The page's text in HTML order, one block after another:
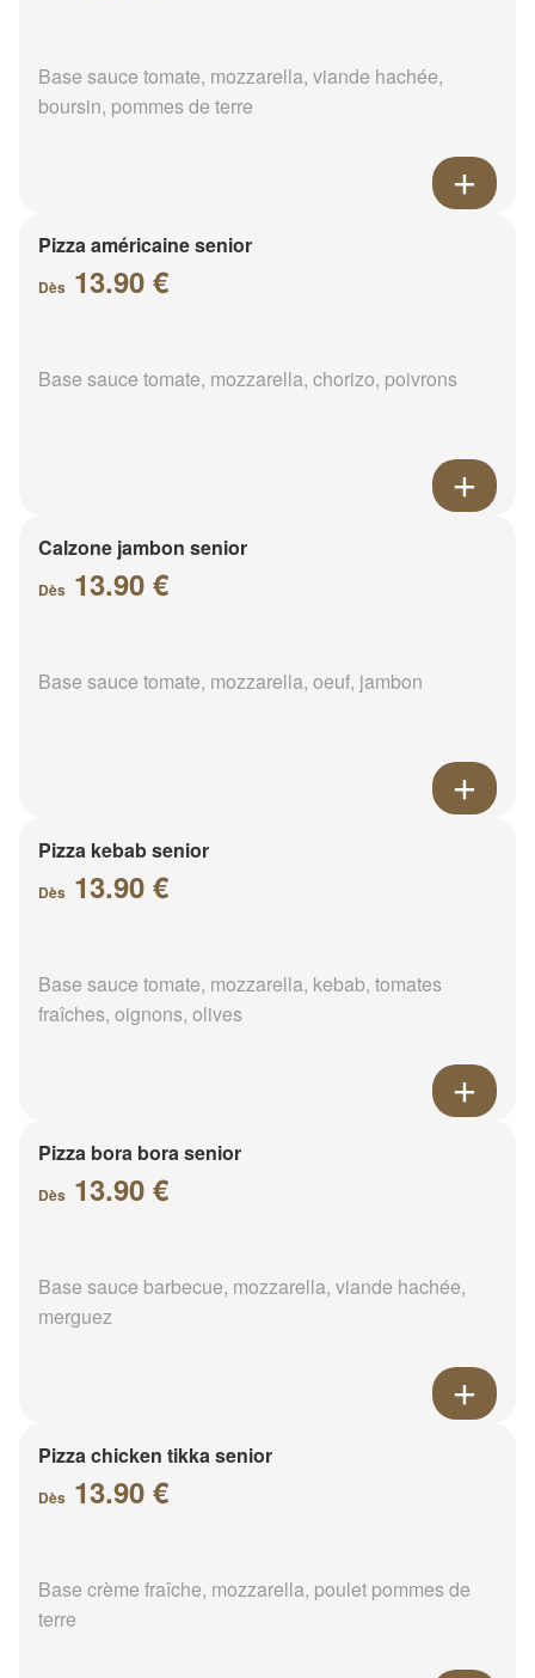
Base sauce tomate, mozzarella, viande hachée,
boursin, pommes de terre
Pizza américaine senior
Dès 13.90 €
Base sauce tomate, mozzarella, chorizo, poivrons
Calzone jambon senior
Dès 13.90 €
Base sauce tomate, mozzarella, oeuf, jambon
Pizza kebab senior
Dès 13.90 €
Base sauce tomate, mozzarella, kebab, tomates
fraîches, oignons, olives
Pizza bora bora senior
Dès 13.90 €
Base sauce barbecue, mozzarella, viande hachée,
merguez
Pizza chicken tikka senior
Dès 13.90 €
Base crème fraîche, mozzarella, poulet pommes de
terre